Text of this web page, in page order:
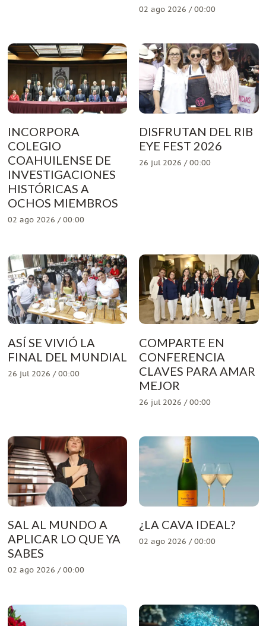
02 ago 2026 / 00:00
INCORPORA
COLEGIO
COAHUILENSE DE
INVESTIGACIONES
HISTÓRICAS A
OCHOS MIEMBROS
02 ago 2026 / 00:00
DISFRUTAN DEL RIB
EYE FEST 2026
26 jul 2026 / 00:00
ASÍ SE VIVIÓ LA
FINAL DEL MUNDIAL
26 jul 2026 / 00:00
COMPARTE EN
CONFERENCIA
CLAVES PARA AMAR
MEJOR
26 jul 2026 / 00:00
SAL AL MUNDO A
APLICAR LO QUE YA
SABES
02 ago 2026 / 00:00
¿LA CAVA IDEAL?
02 ago 2026 / 00:00